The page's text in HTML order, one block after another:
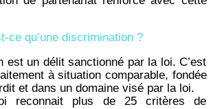
ce qu’une discrimination ?
est un délit sanctionné par la loi. C’est
à situation comparable, fondée
et dans un domaine visé par la loi.
reconnait plus de 25 critères de